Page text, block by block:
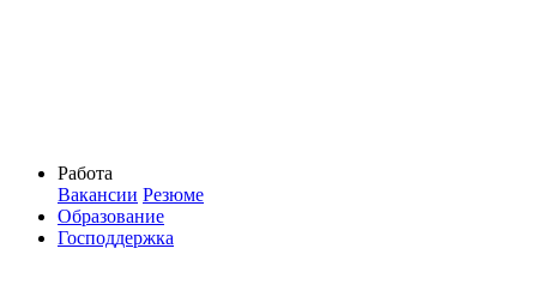
Работа
Вакансии Резюме
Образование
Господдержка